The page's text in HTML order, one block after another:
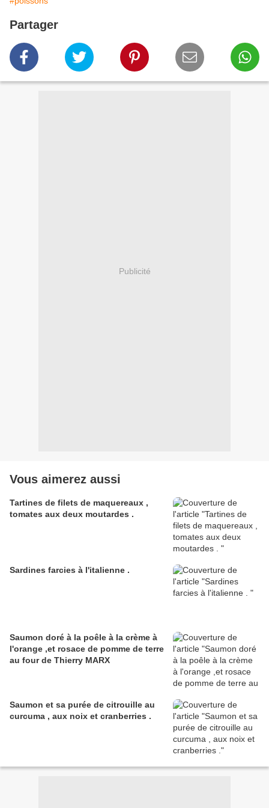
Partager
Publicité
Vous aimerez aussi
Tartines de filets de maquereaux ,
tomates aux deux moutardes .
Sardines farcies à l'italienne .
Saumon doré à la poêle à la crème à
l'orange ,et rosace de pomme de terre
au four de Thierry MARX
Saumon et sa purée de citrouille au
curcuma , aux noix et cranberries .